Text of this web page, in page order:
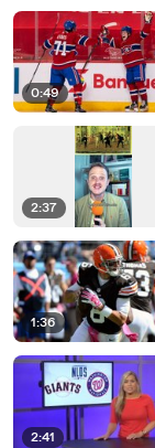
0:49
2:37
1:36
2:41